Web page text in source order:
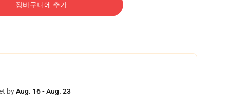
장바구니에 추가
byAug. 16 - Aug. 23